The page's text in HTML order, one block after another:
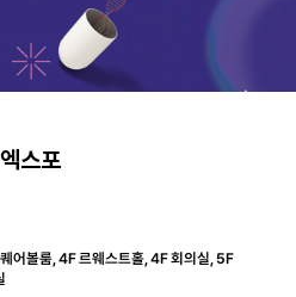
스포
어볼룸, 4F 르웨스트홀, 4F 회의실, 5F